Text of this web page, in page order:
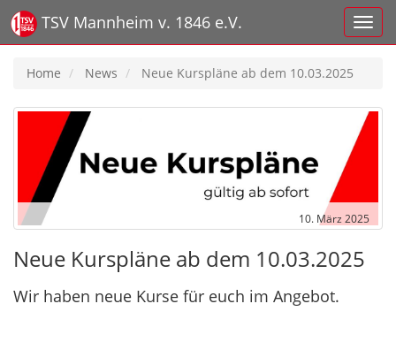
TSV Mannheim v. 1846 e.V.
Home News Neue Kurspläne ab dem 10.03.2025
10. März 2025
Neue Kurspläne ab dem 10.03.2025
Wir haben neue Kurse für euch im Angebot.